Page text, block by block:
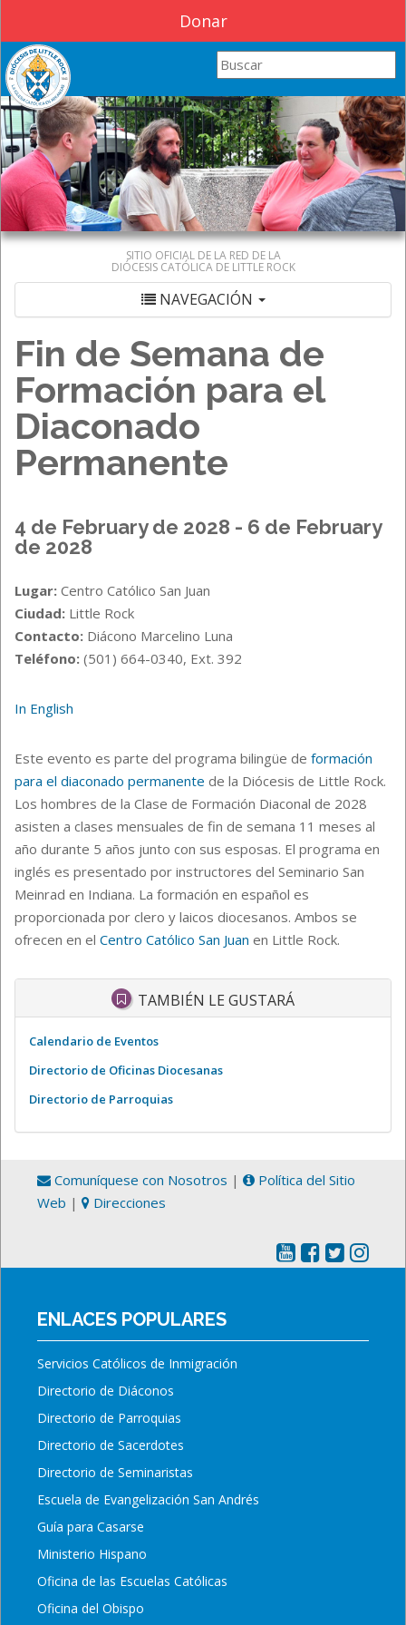
Donar
Search this site
SITIO OFICIAL DE LA RED DE LA
DIÓCESIS CATÓLICA DE LITTLE ROCK
NAVEGACIÓN
Fin de Semana de
Formación para el
Diaconado
Permanente
4 de February de 2028 - 6 de February
de 2028
Lugar: Centro Católico San Juan
Ciudad: Little Rock
Contacto: Diácono Marcelino Luna
Teléfono: (501) 664-0340, Ext. 392
In English
Este evento es parte del programa bilingüe de formación
para el diaconado permanente de la Diócesis de Little Rock.
Los hombres de la Clase de Formación Diaconal de 2028
asisten a clases mensuales de fin de semana 11 meses al
año durante 5 años junto con sus esposas. El programa en
inglés es presentado por instructores del Seminario San
Meinrad en Indiana. La formación en español es
proporcionada por clero y laicos diocesanos. Ambos se
ofrecen en el Centro Católico San Juan en Little Rock.
TAMBIÉN LE GUSTARÁ
Calendario de Eventos
Directorio de Oficinas Diocesanas
Directorio de Parroquias
Comuníquese con Nosotros |
Política del Sitio
Web | Direcciones
ENLACES POPULARES
Servicios Católicos de Inmigración
Directorio de Diáconos
Directorio de Parroquias
Directorio de Sacerdotes
Directorio de Seminaristas
Escuela de Evangelización San Andrés
Guía para Casarse
Ministerio Hispano
Oficina de las Escuelas Católicas
Oficina del Obispo